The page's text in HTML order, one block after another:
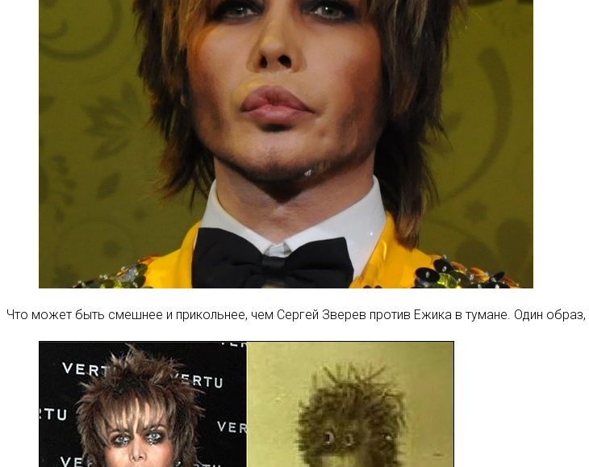
Что может быть смешнее и прикольнее, чем Сергей Зверев против Ежика в тумане. Один